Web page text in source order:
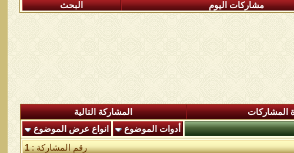
مشاركات اليوم البحث
المشاركات
المشاركة التالية
أدوات الموضوع
انواع عرض الموضوع
رقم المشاركة :1